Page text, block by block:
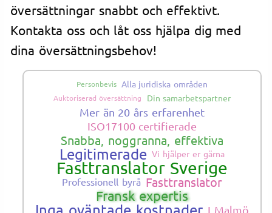
översättningar snabbt och effektivt.
Kontakta oss och låt oss hjälpa dig med
dina översättningsbehov!
Personbevis Alla juridiska områden
Auktoriserad översättning Din samarbetspartner
Mer än 20 års erfarenhet
ISO17100 certifierade
Snabba, noggranna, effektiva
Legitimerade Vi hjälper er gärna
Fasttranslator Sverige
Professionell byrå Fasttranslator
Fransk expertis
I Malmö